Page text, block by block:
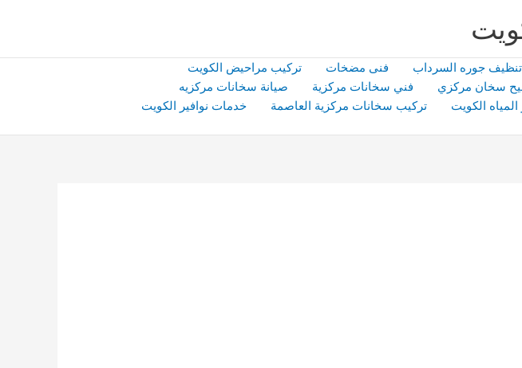
جوره السرداب فنى مضخات
تركيب مراحيض الكويت
سخان مركزي فني سخانات مركزية
صيانة سخانات مركزيه
الكويت تركيب سخانات مركزية العاصمة
خدمات نوافير الكويت